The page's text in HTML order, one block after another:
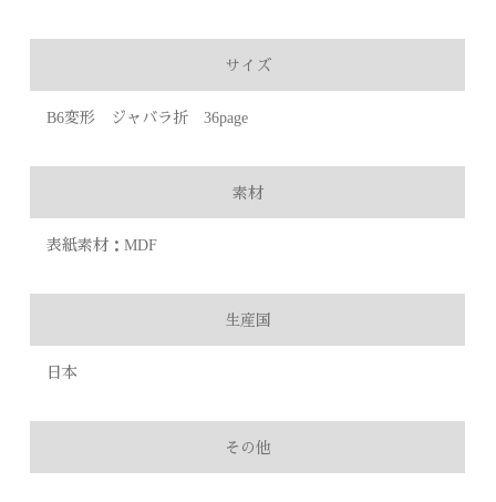
サイズ
B6変形 ジャバラ折 36page
素材
表紙素材：MDF
生産国
日本
その他